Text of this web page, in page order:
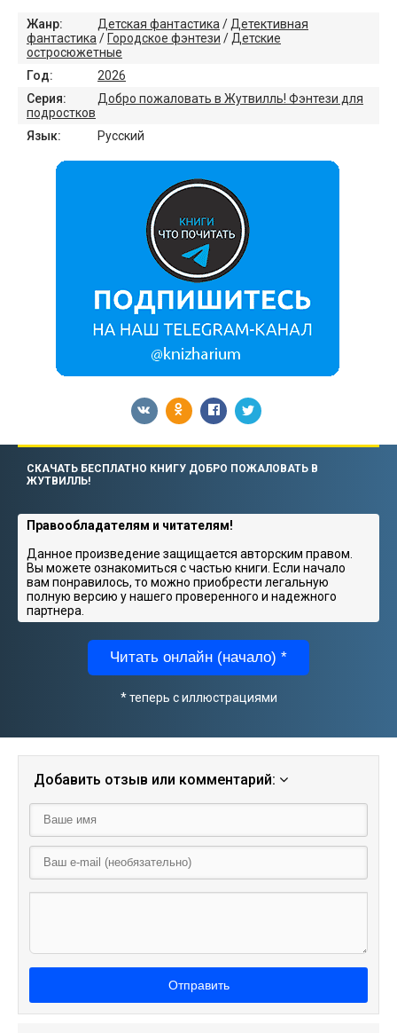
Жанр: Детская фантастика / Детективная
фантастика / Городское фэнтези / Детские
остросюжетные
Год:
2026
Серия:
Добро пожаловать в Жутвилль! Фэнтези для
подростков
Язык:
Русский
СКАЧАТЬ БЕСПЛАТНО КНИГУ ДОБРО ПОЖАЛОВАТЬ В
ЖУТВИЛЛЬ!
Правообладателям и читателям!
Данное произведение защищается авторским правом.
Вы можете ознакомиться с частью книги. Если начало
вам понравилось, то можно приобрести легальную
полную версию у нашего проверенного и надежного
партнера.
Читать онлайн (начало) *
* теперь с иллюстрациями
Добавить отзыв или комментарий:
Отправить